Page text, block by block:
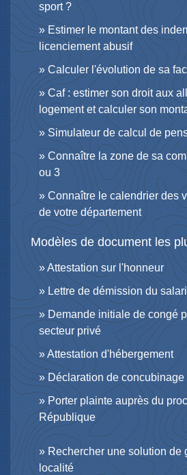
sport ?
Estimer le montant des
licenciement abusif
Calculer l'évolution de sa
Caf : estimer son droit aux
logement et calculer son
Simulateur de calcul de
Connaître la zone de sa
ou 3
Connaître le calendrier des
de votre département
Modèles de document les
Attestation sur l'honneur
Lettre de démission du
Demande initiale de congé
secteur privé
Attestation d'hébergement
Déclaration de concubinage
Porter plainte auprès du
République
Rechercher une solution de
localité